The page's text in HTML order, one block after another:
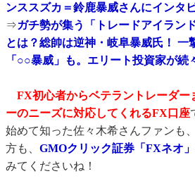
ンススズカ＝鈴鹿暴威さんにインタ
⇒ガチ勢が集う「トレードアイラン
とは？総帥は逆神・岐阜暴威氏！ 一
「○○暴威」も。エリート投資家が続
FX初心者からベテラントレーダー
ーのニーズに対応してくれるFX口座
始めて知った佐々木希さんファンも
方も、 GMOクリック証券「FXネオ」
みてくださいね！